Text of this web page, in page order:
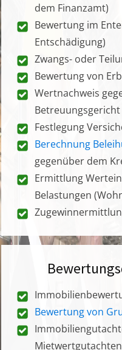
dem Finanzamt)
Bewertung im
Entschädigung)
Zwangs- oder
Bewertung von
Wertnachweis
Betreuungsgericht
Festlegung
Berechnung
gegenüber dem
Ermittlung
Belastungen
Bewertung von